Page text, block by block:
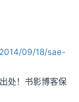
09/18/sae-
处！书影博客保